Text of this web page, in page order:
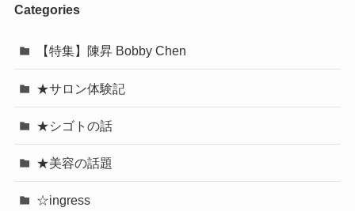
Categories
【特集】陳昇 Bobby Chen
★サロン体験記
★シゴトの話
★美容の話題
☆ingress